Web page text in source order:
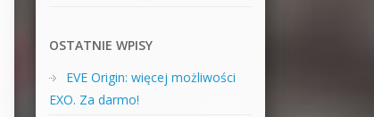
OSTATNIE WPISY
EVE Origin: więcej możliwości
EXO. Za darmo!